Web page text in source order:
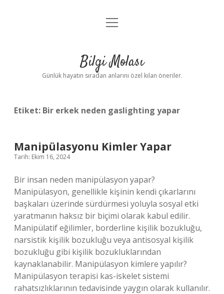
Anasayfa
Yasal Uyarı
menüyü
Bilgi Molası
Günlük hayatın sıradan anlarını özel kılan öneriler.
Etiket: Bir erkek neden gaslighting yapar
Manipülasyonu Kimler Yapar
Tarih: Ekim 16, 2024
Bir insan neden manipülasyon yapar?
Manipülasyon, genellikle kişinin kendi çıkarlarını
başkaları üzerinde sürdürmesi yoluyla sosyal etki
yaratmanın haksız bir biçimi olarak kabul edilir.
Manipülatif eğilimler, borderline kişilik bozukluğu,
narsistik kişilik bozukluğu veya antisosyal kişilik
bozukluğu gibi kişilik bozukluklarından
kaynaklanabilir. Manipülasyon kimlere yapılır?
Manipülasyon terapisi kas-iskelet sistemi
rahatsızlıklarının tedavisinde yaygın olarak kullanılır.